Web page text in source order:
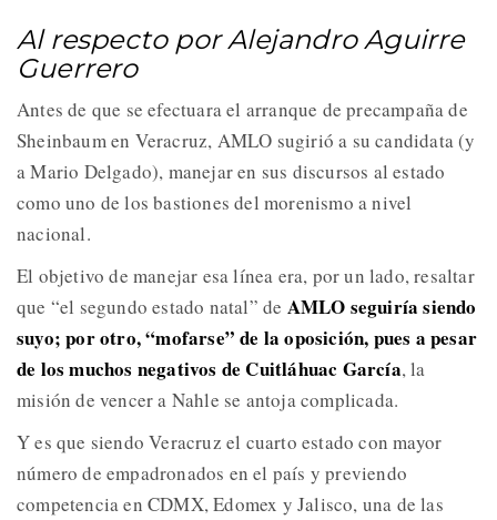
Al respecto por Alejandro Aguirre
Guerrero
Antes de que se efectuara el arranque de precampaña de
Sheinbaum en Veracruz, AMLO sugirió a su candidata (y
a Mario Delgado), manejar en sus discursos al estado
como uno de los bastiones del morenismo a nivel
nacional.
El objetivo de manejar esa línea era, por un lado, resaltar
que “el segundo estado natal” de AMLO seguiría siendo
suyo; por otro, “mofarse” de la oposición, pues a pesar
de los muchos negativos de Cuitláhuac García, la
misión de vencer a Nahle se antoja complicada.
Y es que siendo Veracruz el cuarto estado con mayor
número de empadronados en el país y previendo
competencia en CDMX, Edomex y Jalisco, una de las